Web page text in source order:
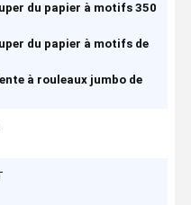
du papier à motifs 350
du papier à motifs de
à rouleaux jumbo de